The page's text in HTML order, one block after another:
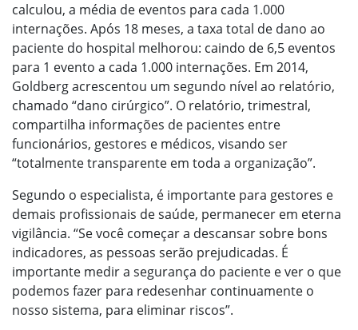
calculou, a média de eventos para cada 1.000
internações. Após 18 meses, a taxa total de dano ao
paciente do hospital melhorou: caindo de 6,5 eventos
para 1 evento a cada 1.000 internações. Em 2014,
Goldberg acrescentou um segundo nível ao relatório,
chamado “dano cirúrgico”. O relatório, trimestral,
compartilha informações de pacientes entre
funcionários, gestores e médicos, visando ser
“totalmente transparente em toda a organização”.
Segundo o especialista, é importante para gestores e
demais profissionais de saúde, permanecer em eterna
vigilância. “Se você começar a descansar sobre bons
indicadores, as pessoas serão prejudicadas. É
importante medir a segurança do paciente e ver o que
podemos fazer para redesenhar continuamente o
nosso sistema, para eliminar riscos”.